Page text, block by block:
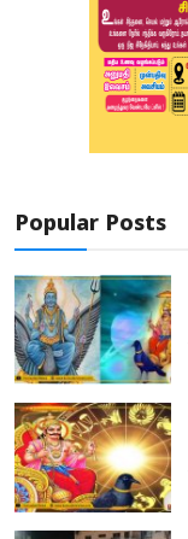
Popular Posts